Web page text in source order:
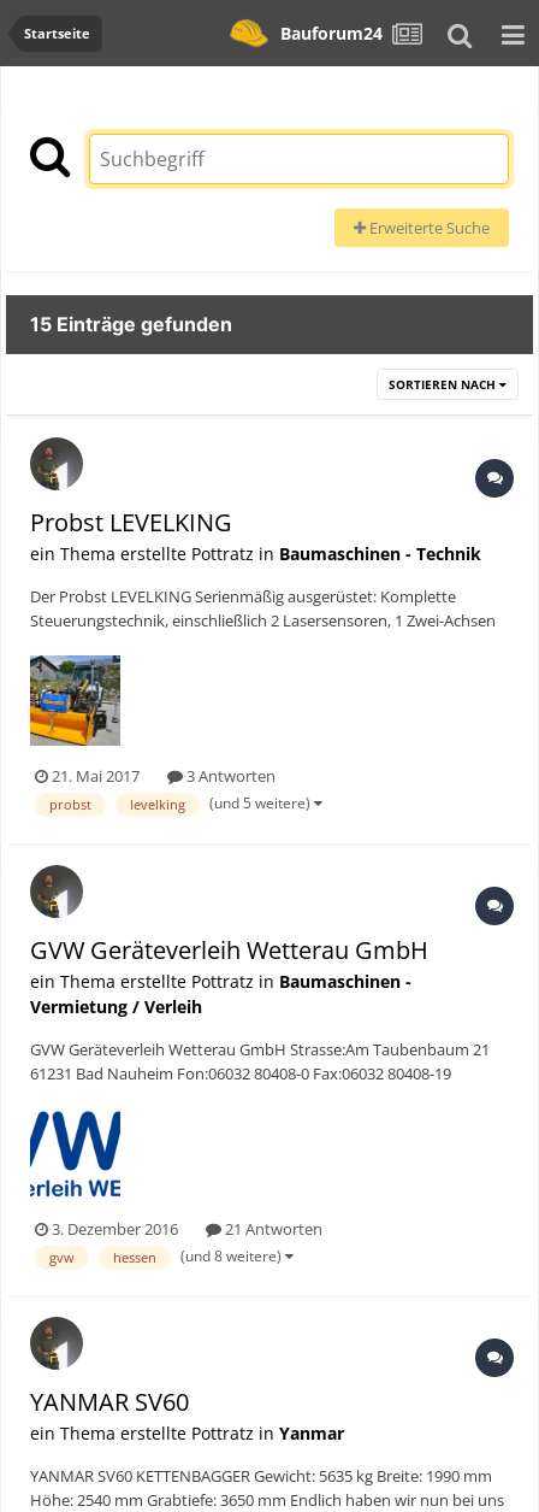
Startseite Bauforum24
Erweiterte Suche
15 Einträge gefunden
SORTIEREN NACH
Probst LEVELKING
ein Thema erstellte Pottratz in Baumaschinen - Technik
Der Probst LEVELKING Serienmäßig ausgerüstet: Komplette
Steuerungstechnik, einschließlich 2 Lasersensoren, 1 Zwei-Achsen
Minuten befestigt und über den Zigarettenanzünder mit Strom
versorgt. Alle Systemkomponenten (Laser/Q...
21. Mai 2017 3 Antworten
probst levelking (und 5 weitere)
GVW Geräteverleih Wetterau GmbH
ein Thema erstellte Pottratz in Baumaschinen -
Vermietung / Verleih
GVW Geräteverleih Wetterau GmbH Strasse:Am Taubenbaum 21
61231 Bad Nauheim Fon:06032 80408-0 Fax:06032 80408-19
Baumaschinen • Werkzeuge • Arbeitsbühnen Natürlich kann man
auch jeden Artik...
3. Dezember 2016 21 Antworten
gvw hessen (und 8 weitere)
YANMAR SV60
ein Thema erstellte Pottratz in Yanmar
YANMAR SV60 KETTENBAGGER Gewicht: 5635 kg Breite: 1990 mm
Höhe: 2540 mm Grabtiefe: 3650 mm Endlich haben wir nun bei uns